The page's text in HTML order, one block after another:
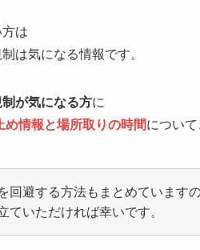
は
は気になる情報です。
が気になる方に
情報と場所取りの時間について
回避する方法もまとめています
ていただければ幸いです。